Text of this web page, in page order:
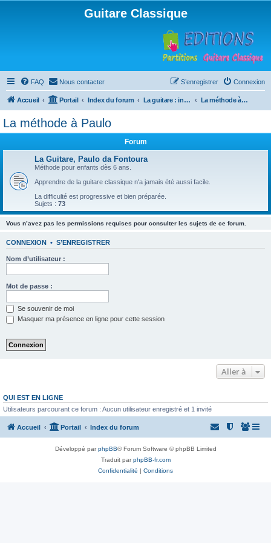
Guitare Classique
FAQ Nous contacter Connexion
S’enregistrer
Accueil Portail Index du forum La guitare : instrument, cours et théorie La méthode à Paulo
La méthode à Paulo
Forum
La Guitare, Paulo da Fontoura
Méthode pour enfants dès 6 ans.
Apprendre de la guitare classique n'a jamais été aussi facile.
La difficulté est progressive et bien préparée.
Sujets : 73
Vous n’avez pas les permissions requises pour consulter les sujets de ce forum.
CONNEXION • S’ENREGISTRER
Nom d’utilisateur :
Mot de passe :
Se souvenir de moi
Masquer ma présence en ligne pour cette session
Aller à
QUI EST EN LIGNE
Utilisateurs parcourant ce forum : Aucun utilisateur enregistré et 1 invité
Accueil Portail Index du forum
Développé parphpBB® Forum Software © phpBB Limited
Traduit parphpBB-fr.com
Confidentialité | Conditions